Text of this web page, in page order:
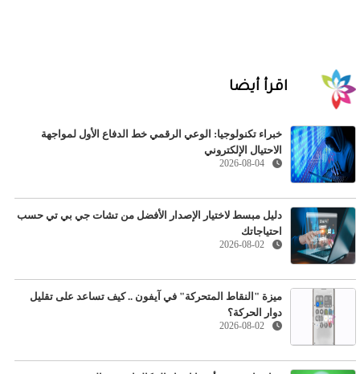
اقرأ أيضا
خبراء تكنولوجيا: الوعي الرقمي خط الدفاع الأول لمواجهة
الاحتيال الإلكتروني
2026-08-04
دليل مبسط لاختيار الإصدار الأفضل من تشات جي بي تي حسب
احتياجاتك
2026-08-02
ميزة "النقاط المتحركة" في آيفون .. كيف تساعد على تقليل
دوار الحركة؟
2026-08-02